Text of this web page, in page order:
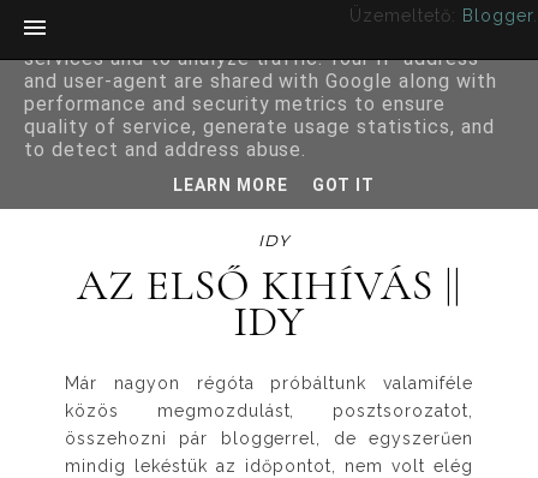
Üzemeltető: Blogger
IDY
AZ ELSŐ KIHÍVÁS ||
IDY
Már nagyon régóta próbáltunk valamiféle
közös megmozdulást, posztsorozatot,
összehozni pár bloggerrel, de egyszerűen
mindig lekéstük az időpontot, nem volt elég
This site uses cookies from Google to deliver its
services and to analyze traffic. Your IP address
and user-agent are shared with Google along with
performance and security metrics to ensure
quality of service, generate usage statistics, and
to detect and address abuse.
LEARN MORE GOT IT